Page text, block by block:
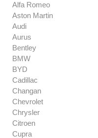
Alfa Romeo
Aston Martin
Audi
Aurus
Bentley
BMW
BYD
Cadillac
Changan
Chevrolet
Chrysler
Citroen
Cupra